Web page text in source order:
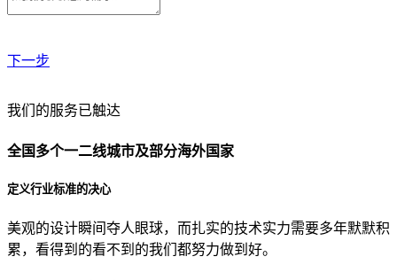
下一步
贵公司预算范围是？
贵公司的团队规模是？
目前主要的营销渠道是？
我们的服务已触达
全国多个一二线城市及部分海外国家
定义行业标准的决心
美观的设计瞬间夺人眼球，而扎实的技术实力需要多年默默积
累，看得到的看不到的我们都努力做到好。